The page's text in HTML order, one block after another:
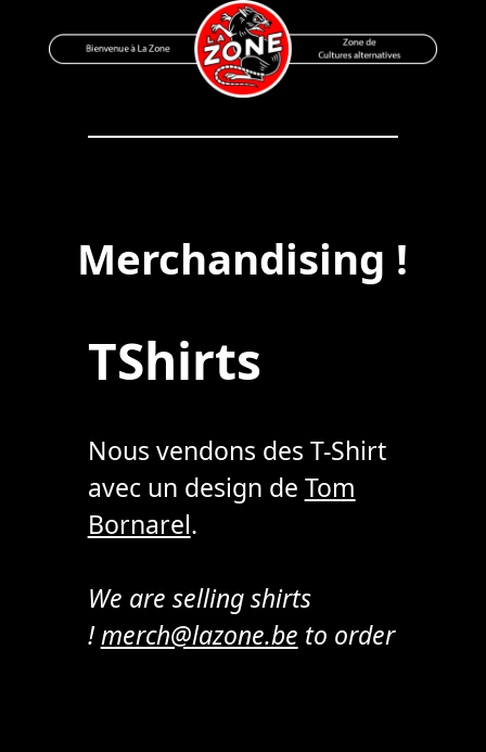
to
Bienvenue à La Zone
Zone de Cultures Alternatives
Merchandising !
TShirts
Nous vendons des T-Shirt
avec un design de Tom
Bornarel.
We are selling shirts
!merch@lazone.be to order